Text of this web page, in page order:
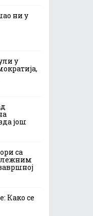
ни у
у
још
са
Како се